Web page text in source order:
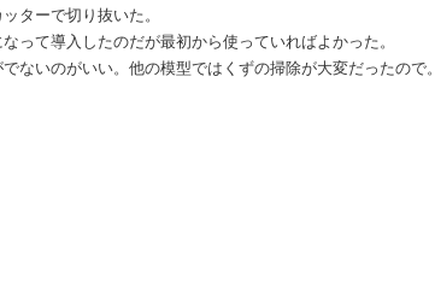
ターで切り抜いた。
って導入したのだが最初から使っていればよかった。
ないのがいい。他の模型ではくずの掃除が大変だったので。